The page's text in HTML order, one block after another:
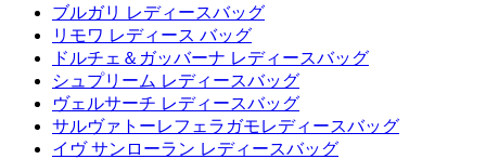
ブルガリ レディースバッグ
リモワ レディース バッグ
ドルチェ＆ガッバーナ レディースバッグ
シュプリーム レディースバッグ
ヴェルサーチ レディースバッグ
サルヴァトーレフェラガモレディースバッグ
イヴ サンローラン レディースバッグ